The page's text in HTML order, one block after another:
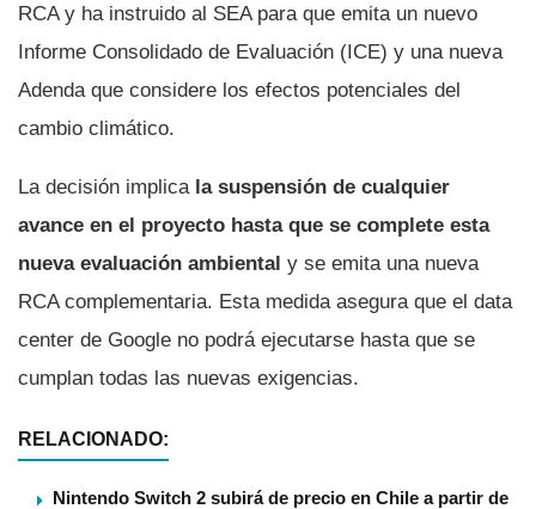
RCA y ha instruido al SEA para que emita un nuevo
Informe Consolidado de Evaluación (ICE) y una nueva
Adenda que considere los efectos potenciales del
cambio climático.
La decisión implica la suspensión de cualquier
avance en el proyecto hasta que se complete esta
nueva evaluación ambiental y se emita una nueva
RCA complementaria. Esta medida asegura que el data
center de Google no podrá ejecutarse hasta que se
cumplan todas las nuevas exigencias.
RELACIONADO:
Nintendo Switch 2 subirá de precio en Chile a partir de